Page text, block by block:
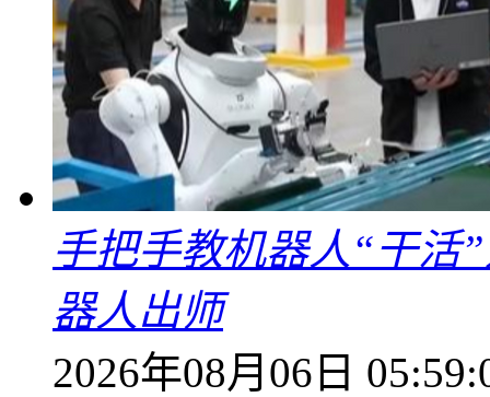
手把手教机器人“干活
器人出师
2026年08月06日